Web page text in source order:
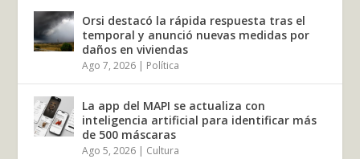
Orsi destacó la rápida respuesta tras el
temporal y anunció nuevas medidas por
daños en viviendas
Ago 7, 2026 | Política
La app del MAPI se actualiza con
inteligencia artificial para identificar más
de 500 máscaras
Ago 5, 2026 | Cultura